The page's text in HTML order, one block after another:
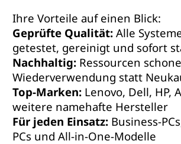
Ihre Vorteile auf einen Blick:
Geprüfte Qualität: Alle
getestet, gereinigt und sofort
Nachhaltig: Ressourcen
Wiederverwendung statt
Top-Marken: Lenovo, Dell, HP,
weitere namehafte Hersteller
Für jeden Einsatz: Business-
PCs und All-in-One-Modelle